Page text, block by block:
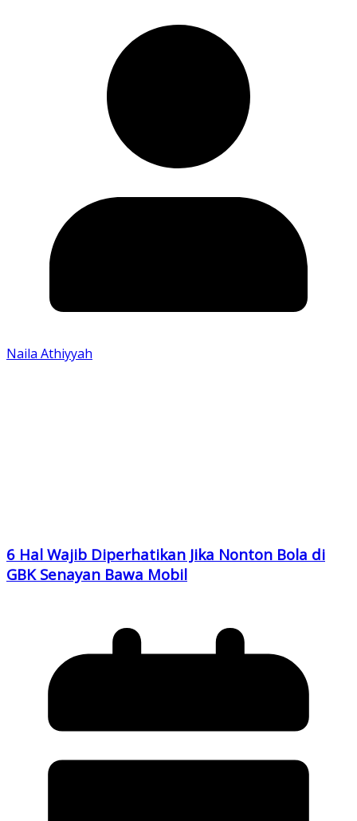
Naila Athiyyah
6 Hal Wajib Diperhatikan Jika Nonton Bola di
GBK Senayan Bawa Mobil